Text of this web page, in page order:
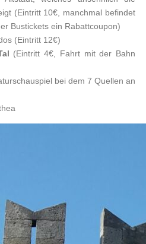
(Eintritt 10€, manchmal befindet
Bustickets ein Rabattcoupon)
(Eintritt 12€)
(Eintritt 4€, Fahrt mit der Bahn
bei dem 7 Quellen an